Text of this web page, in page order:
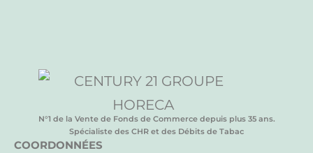
N°1 de la Vente de Fonds de Commerce depuis plus 35 ans.
Spécialiste des CHR et des Débits de Tabac
COORDONNÉES